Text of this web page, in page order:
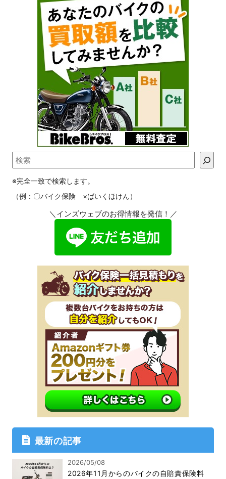
※完全一致で検索します。
（例：〇バイク保険 ×ばいくほけん）
＼インズウェブのお得情報を発信！／
最新の記事
2026/05/08
2026年11月からのバイクの自賠責保険料